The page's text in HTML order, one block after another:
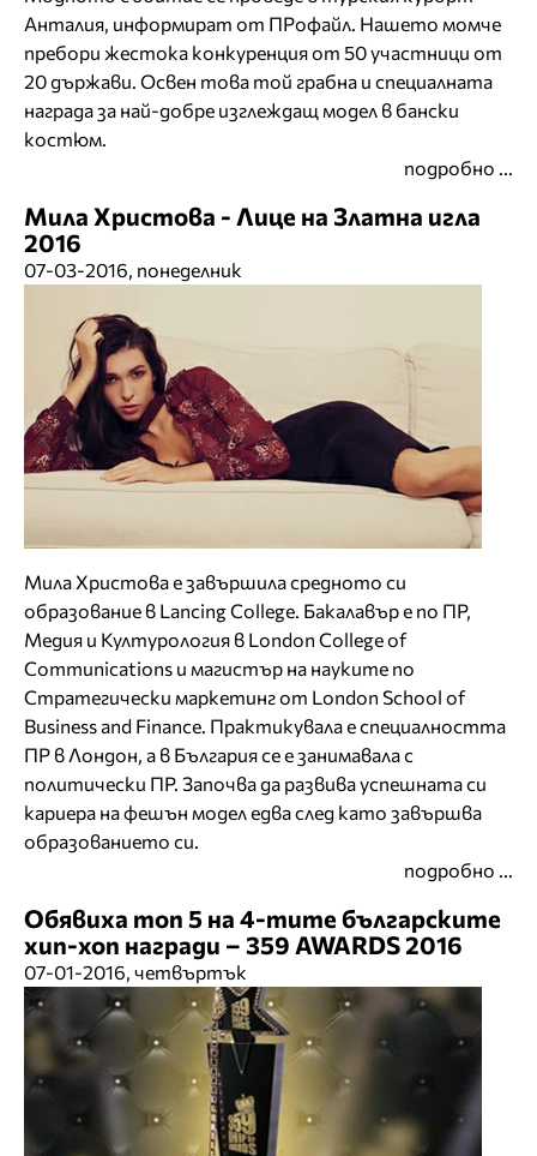
Анталия, информират от ПРофайл. Нашето момче
пребори жестока конкуренция от 50 участници от
20 държави. Освен това той грабна и специалната
награда за най-добре изглеждащ модел в бански
костюм.
подробно ...
Мила Христова - Лице на Златна игла
2016
07-03-2016, понеделник
Мила Христова е завършила средното си
образование в Lancing College. Бакалавър е по ПР,
Медия и Културология в London College of
Communications и магистър на науките по
Стратегически маркетинг от London School of
Business and Finance. Практикувала е специалността
ПР в Лондон, а в България се е занимавала с
политически ПР. Започва да развива успешната си
кариера на фешън модел едва след като завършва
образованието си.
подробно ...
Обявиха топ 5 на 4-тите българските
хип-хоп награди – 359 AWARDS 2016
07-01-2016, четвъртък